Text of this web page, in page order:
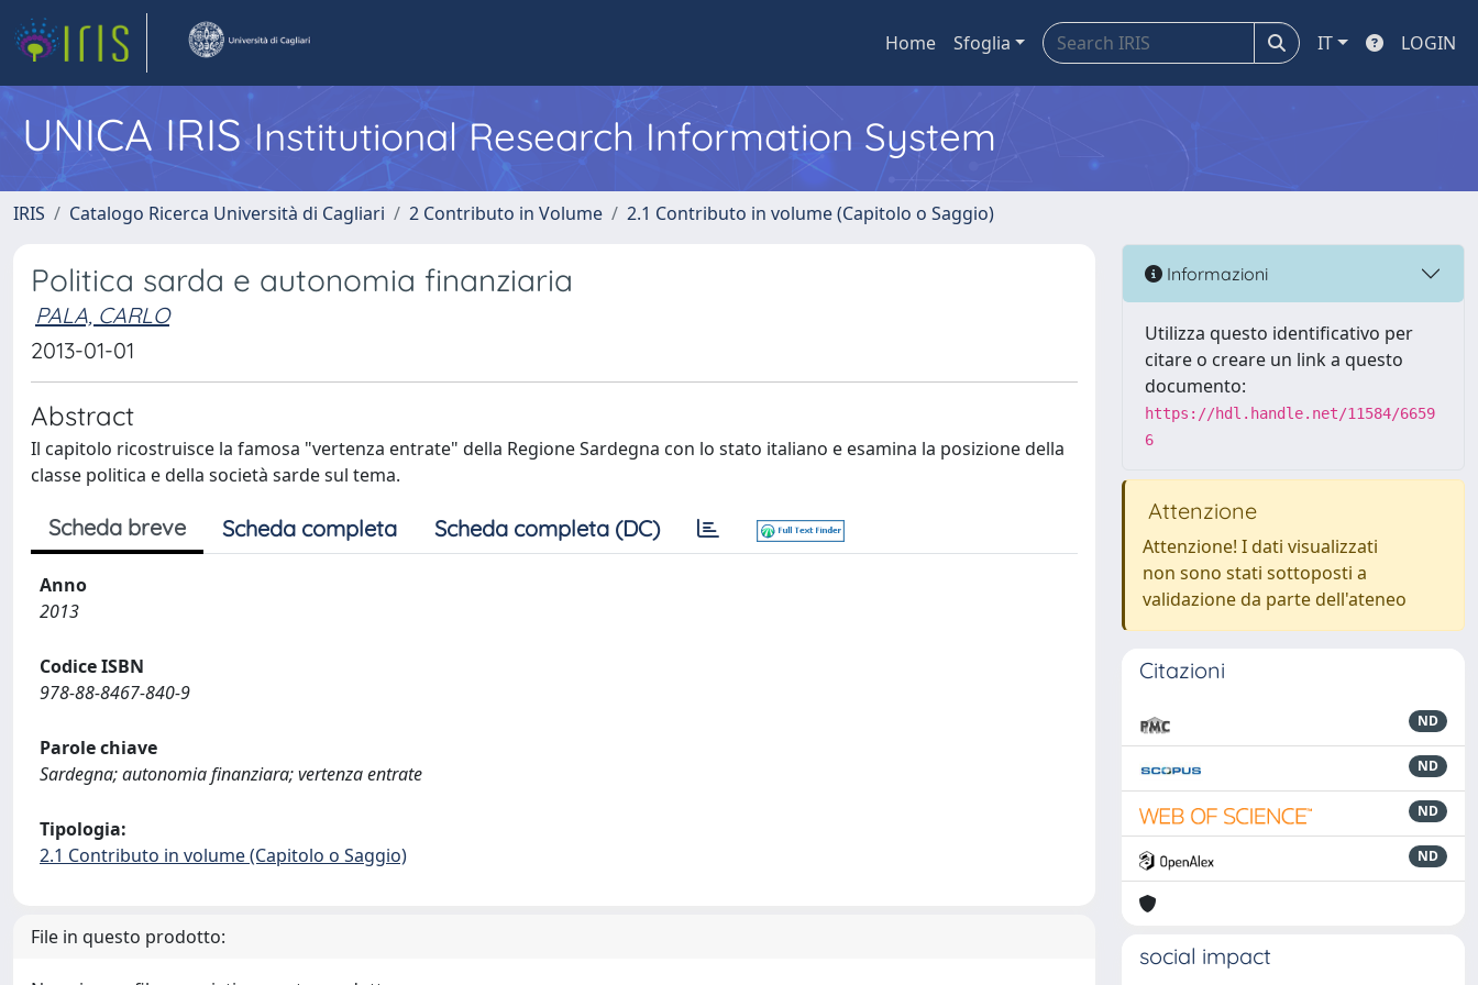
Home Sfoglia IT LOGIN
UNICA IRISInstitutional Research Information System
IRIS Catalogo Ricerca Università di Cagliari 2 Contributo in Volume 2.1 Contributo in volume (Capitolo o Saggio)
Politica sarda e autonomia finanziaria
PALA, CARLO
2013-01-01
Abstract
Il capitolo ricostruisce la famosa "vertenza entrate" della Regione Sardegna con lo stato italiano e esamina la posizione della
classe politica e della società sarde sul tema.
Scheda breve Scheda completa Scheda completa (DC)
Anno
2013
Codice ISBN
978-88-8467-840-9
Parole chiave
Sardegna; autonomia finanziara; vertenza entrate
Tipologia:
2.1 Contributo in volume (Capitolo o Saggio)
File in questo prodotto:
Informazioni
Utilizza questo identificativo per
citare o creare un link a questo
documento:
https://hdl.handle.net/11584/6659
6
Attenzione
Attenzione! I dati visualizzati
non sono stati sottoposti a
validazione da parte dell'ateneo
Citazioni
ND
ND
ND
ND
social impact